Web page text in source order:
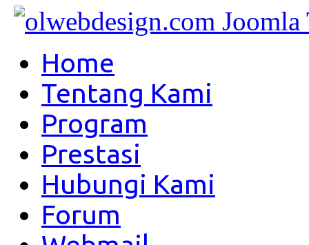
Home
Tentang Kami
Program
Prestasi
Hubungi Kami
Forum